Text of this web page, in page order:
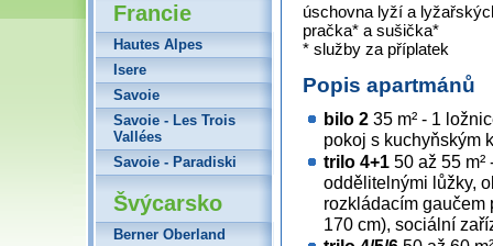
úschovna lyží a
pračka* a sušička*
* služby za příplatek
Popis apartmánů
bilo 2 35 m² - 1
pokoj s kuchyňským
trilo 4+1 50 až 55
oddělitelnými lůžky,
rozkládacím gaučem
170 cm), sociální
Francie
Hautes Alpes
Isere
Savoie
Savoie - Les Trois
Vallées
Savoie - Paradiski
Švýcarsko
Berner Oberland